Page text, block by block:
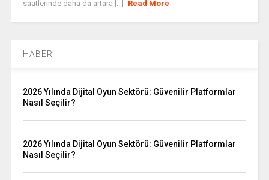
saatlerinde daha da artara [...]
Read More
HABER
2026 Yılında Dijital Oyun Sektörü: Güvenilir Platformlar
Nasıl Seçilir?
2026 Yılında Dijital Oyun Sektörü: Güvenilir Platformlar
Nasıl Seçilir?